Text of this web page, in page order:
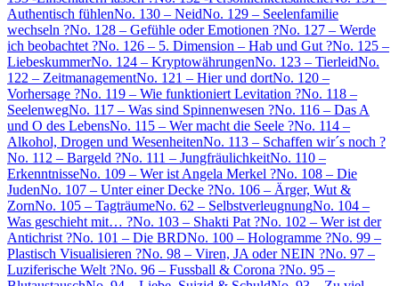
Authentisch fühlenNo. 130 – NeidNo. 129 – Seelenfamilie
wechseln ?No. 128 – Gefühle oder Emotionen ?No. 127 – Werde
ich beobachtet ?No. 126 – 5. Dimension – Hab und Gut ?No. 125 –
LiebeskummerNo. 124 – KryptowährungenNo. 123 – TierleidNo.
122 – ZeitmanagementNo. 121 – Hier und dortNo. 120 –
Vorhersage ?No. 119 – Wie funktioniert Levitation ?No. 118 –
SeelenwegNo. 117 – Was sind Spinnenwesen ?No. 116 – Das A
und O des LebensNo. 115 – Wer macht die Seele ?No. 114 –
Alkohol, Drogen und WesenheitenNo. 113 – Schaffen wir´s noch ?
No. 112 – Bargeld ?No. 111 – JungfräulichkeitNo. 110 –
ErkenntnisseNo. 109 – Wer ist Angela Merkel ?No. 108 – Die
JudenNo. 107 – Unter einer Decke ?No. 106 – Ärger, Wut &
ZornNo. 105 – TagträumeNo. 62 – SelbstverleugnungNo. 104 –
Was geschieht mit… ?No. 103 – Shakti Pat ?No. 102 – Wer ist der
Antichrist ?No. 101 – Die BRDNo. 100 – Hologramme ?No. 99 –
Plastisch Visualisieren ?No. 98 – Viren, JA oder NEIN ?No. 97 –
Luziferische Welt ?No. 96 – Fussball & Corona ?No. 95 –